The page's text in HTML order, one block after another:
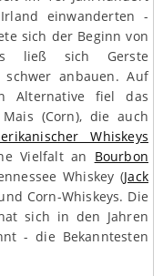
einwanderten -
sich der Beginn von
ließ sich Gerste
anbauen. Auf
Alternative fiel das
(Corn), die auch
Whiskeys
Vielfalt an Bourbon
Whiskey (Jack
Corn-Whiskeys. Die
sich in den Jahren
- die Bekanntesten